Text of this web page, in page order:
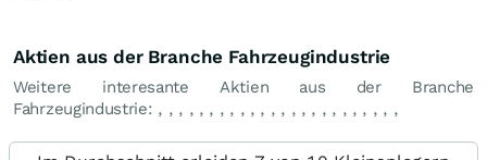
Aktien aus der Branche Fahrzeugindustrie
Weitere interesante Aktien aus der Branche
Fahrzeugindustrie: , , , , , , , , , , , , , , , , , , , , , , , ,